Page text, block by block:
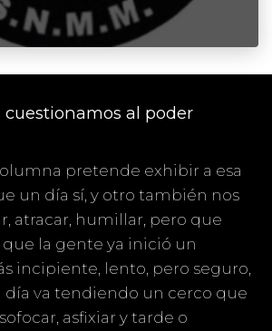
cuestionamos al poder
pretende exhibir a esa
un día sí, y otro también nos
atracar, humillar, pero que
la gente ya inició un
incipiente, lento, pero seguro,
día va tendiendo un cerco que
asfixiar y tarde o